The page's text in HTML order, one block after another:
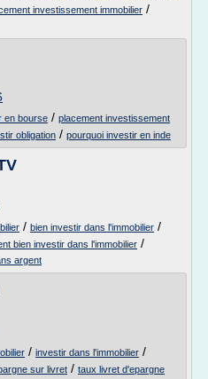
investissement immobilier /
en bourse / placement investissement
obligation / pourquoi investir en inde
/ bien investir dans l'immobilier /
bien investir dans l'immobilier /
argent
/ investir dans l'immobilier /
sur livret / taux livret d'epargne